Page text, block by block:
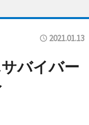
2021.01.13
バイバー